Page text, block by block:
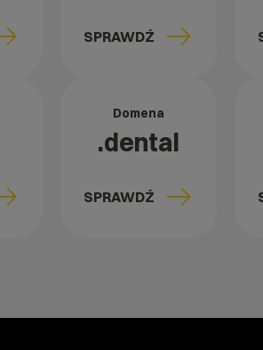
SPRAWDŹ
Domena
.dental
SPRAWDŹ